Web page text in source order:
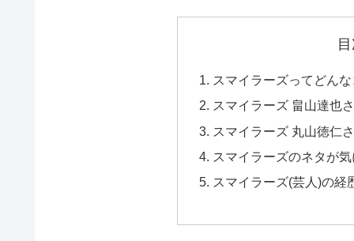
スマイラーズってどん
スマイラーズ 畠山達也
スマイラーズ 丸山徳仁
スマイラーズのネタが
スマイラーズ(芸人)の経